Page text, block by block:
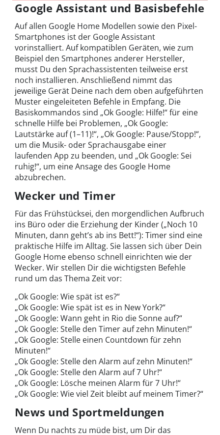
Google Assistant und Basisbefehle
Auf allen Google Home Modellen sowie den Pixel-
Smartphones ist der Google Assistant
vorinstalliert. Auf kompatiblen Geräten, wie zum
Beispiel den Smartphones anderer Hersteller,
musst Du den Sprachassistenten teilweise erst
noch installieren. Anschließend nimmt das
jeweilige Gerät Deine nach dem oben aufgeführten
Muster eingeleiteten Befehle in Empfang. Die
Basiskommandos sind „Ok Google: Hilfe!“ für eine
schnelle Hilfe bei Problemen, „Ok Google:
Lautstärke auf (1–11)!“, „Ok Google: Pause/Stopp!“,
um die Musik- oder Sprachausgabe einer
laufenden App zu beenden, und „Ok Google: Sei
ruhig!“, um eine Ansage des Google Home
abzubrechen.
Wecker und Timer
Für das Frühstücksei, den morgendlichen Aufbruch
ins Büro oder die Erziehung der Kinder („Noch 10
Minuten, dann geht’s ab ins Bett!“): Timer sind eine
praktische Hilfe im Alltag. Sie lassen sich über Dein
Google Home ebenso schnell einrichten wie der
Wecker. Wir stellen Dir die wichtigsten Befehle
rund um das Thema Zeit vor:
„Ok Google: Wie spät ist es?“
„Ok Google: Wie spät ist es in New York?“
„Ok Google: Wann geht in Rio die Sonne auf?“
„Ok Google: Stelle den Timer auf zehn Minuten!“
„Ok Google: Stelle einen Countdown für zehn
Minuten!“
„Ok Google: Stelle den Alarm auf zehn Minuten!“
„Ok Google: Stelle den Alarm auf 7 Uhr!“
„Ok Google: Lösche meinen Alarm für 7 Uhr!“
„Ok Google: Wie viel Zeit bleibt auf meinem Timer?“
News und Sportmeldungen
Wenn Du nachts zu müde bist, um Dir das